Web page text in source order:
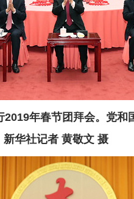
年春节团拜会。党
华社记者 黄敬文 摄